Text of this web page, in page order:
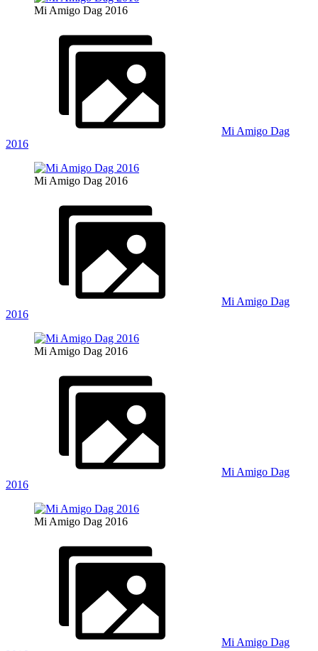
Mi Amigo Dag 2016
Mi Amigo Dag
2016
Mi Amigo Dag 2016
Mi Amigo Dag
2016
Mi Amigo Dag 2016
Mi Amigo Dag
2016
Mi Amigo Dag 2016
Mi Amigo Dag